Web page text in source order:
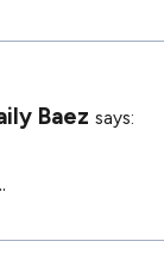
Baez says: